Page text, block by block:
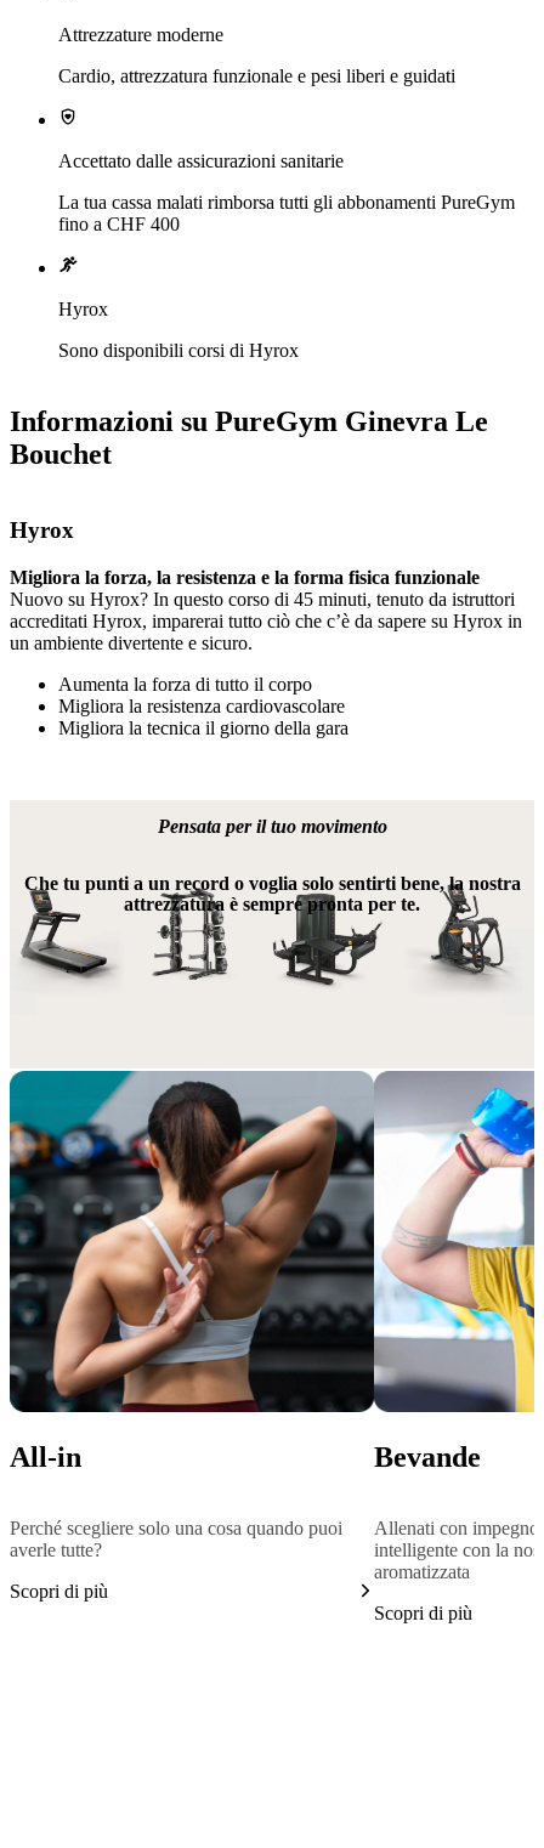
Attrezzature moderne
Cardio, attrezzatura funzionale e pesi liberi e guidati
Accettato dalle assicurazioni sanitarie
La tua cassa malati rimborsa tutti gli abbonamenti PureGym
fino a CHF 400
Hyrox
Sono disponibili corsi di Hyrox
Informazioni su PureGym Ginevra Le
Bouchet
Hyrox
Migliora la forza, la resistenza e la forma fisica funzionale
Nuovo su Hyrox? In questo corso di 45 minuti, tenuto da istruttori
accreditati Hyrox, imparerai tutto ciò che c’è da sapere su Hyrox in
un ambiente divertente e sicuro.
Aumenta la forza di tutto il corpo
Migliora la resistenza cardiovascolare
Migliora la tecnica il giorno della gara
Pensata per il tuo movimento
Che tu punti a un record o voglia solo sentirti bene, la nostra
attrezzatura è sempre pronta per te.
Vantaggi extra, valore aggiunto
All-in
Perché scegliere solo una cosa quando puoi
averle tutte?
Scopri di più
Bevande
Allenati con
intelligente con la
aromatizzata
Scopri di più